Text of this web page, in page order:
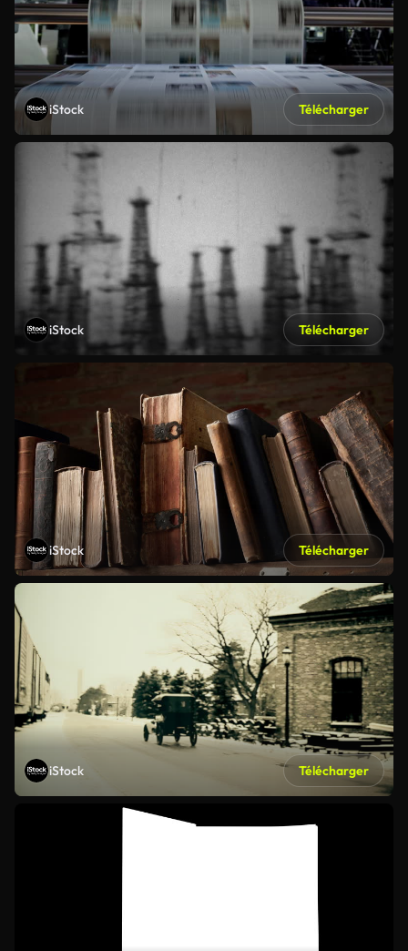
iStock Télécharger
iStock Télécharger
iStock Télécharger
iStock Télécharger